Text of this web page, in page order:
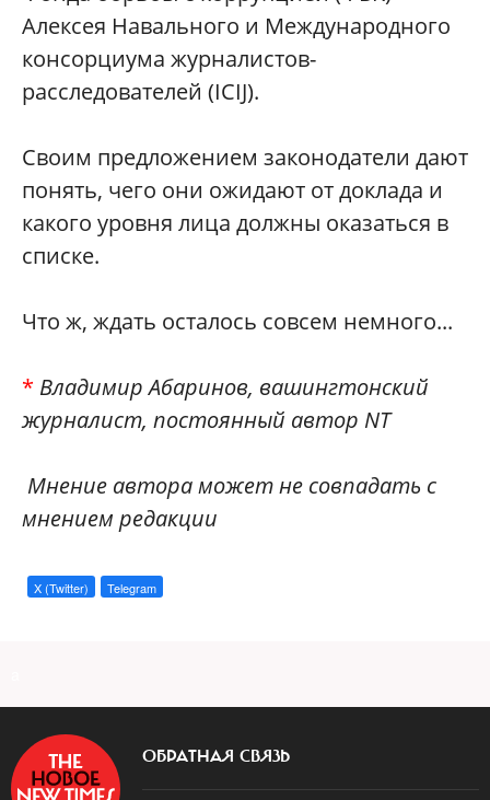
Алексея Навального и Международного
консорциума журналистов-
расследователей (ICIJ).
Своим предложением законодатели дают
понять, чего они ожидают от доклада и
какого уровня лица должны оказаться в
списке.
Что ж, ждать осталось совсем немного...
* Владимир Абаринов, вашингтонский
журналист, постоянный автор NT
Мнение автора может не совпадать с
мнением редакции
X (Twitter) Telegram
ОБРАТНАЯ СВЯЗЬ